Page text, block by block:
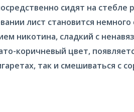
сидят на стебле
лист становится
никотина, сладкий с
коричневый цвет,
так и смешиваться